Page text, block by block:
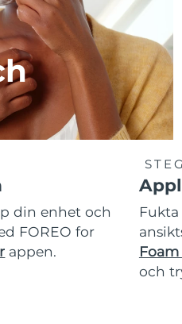
din enhet och
FOREO for
appen.
Foam
och